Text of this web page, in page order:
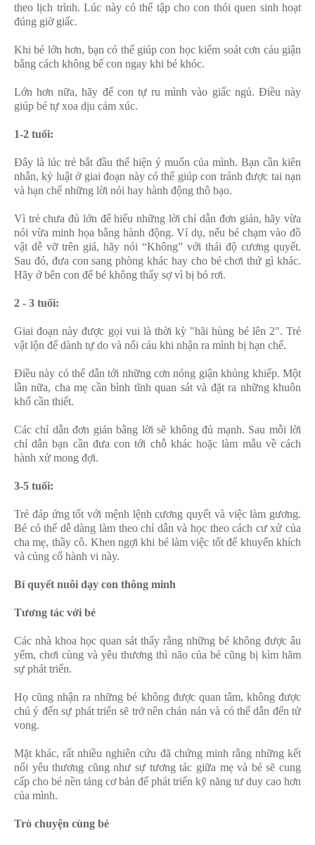
theo lịch trình. Lúc này có thể tập cho con thói quen sinh hoạt
đúng giờ giấc.
Khi bé lớn hơn, bạn có thể giúp con học kiểm soát cơn cáu giận
bằng cách không bế con ngay khi bé khóc.
Lớn hơn nữa, hãy để con tự ru mình vào giấc ngủ. Điều này
giúp bé tự xoa dịu cảm xúc.
1-2 tuổi:
Đây là lúc trẻ bắt đầu thể hiện ý muốn của mình. Bạn cần kiên
nhẫn, kỷ luật ở giai đoạn này có thể giúp con tránh được tai nạn
và hạn chế những lời nói hay hành động thô bạo.
Vì trẻ chưa đủ lớn để hiểu những lời chỉ dẫn đơn giản, hãy vừa
nói vừa minh họa bằng hành động. Ví dụ, nếu bé chạm vào đồ
vật dễ vỡ trên giá, hãy nói “Không” với thái độ cương quyết.
Sau đó, đưa con sang phòng khác hay cho bé chơi thứ gì khác.
Hãy ở bên con để bé không thấy sợ vì bị bỏ rơi.
2 - 3 tuổi:
Giai đoạn này được gọi vui là thời kỳ "hãi hùng bé lên 2". Trẻ
vật lộn để dành tự do và nổi cáu khi nhận ra mình bị hạn chế.
Điều này có thể dẫn tới những cơn nóng giận khủng khiếp. Một
lần nữa, cha mẹ cần bình tĩnh quan sát và đặt ra những khuôn
khổ cần thiết.
Các chỉ dẫn đơn giản bằng lời sẽ không đủ mạnh. Sau mỗi lời
chỉ dẫn bạn cần đưa con tới chỗ khác hoặc làm mẫu về cách
hành xử mong đợi.
3-5 tuổi:
Trẻ đáp ứng tốt với mệnh lệnh cương quyết và việc làm gương.
Bé có thể dễ dàng làm theo chỉ dẫn và học theo cách cư xử của
cha mẹ, thầy cô. Khen ngợi khi bé làm việc tốt để khuyến khích
và củng cố hành vi này.
Bí quyết nuôi dạy con thông minh
Tương tác với bé
Các nhà khoa học quan sát thấy rằng những bé không được âu
yếm, chơi cùng và yêu thương thì não của bé cũng bị kìm hãm
sự phát triển.
Họ cũng nhận ra những bé không được quan tâm, không được
chú ý đến sự phát triển sẽ trở nên chán nản và có thể dẫn đến tử
vong.
Mặt khác, rất nhiều nghiên cứu đã chứng minh rằng những kết
nối yêu thương cũng như sự tương tác giữa mẹ và bé sẽ cung
cấp cho bé nền tảng cơ bản để phát triển kỹ năng tư duy cao hơn
của mình.
Trò chuyện cùng bé